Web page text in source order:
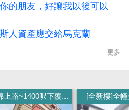
的朋友，好讓我以後可以
人資產應交給烏克蘭
更多...
上路~1400呎下覆... [全新樓]全